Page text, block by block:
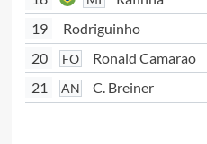
19
Rodriguinho
20
FO Ronald Camarao
21 AN C. Breiner